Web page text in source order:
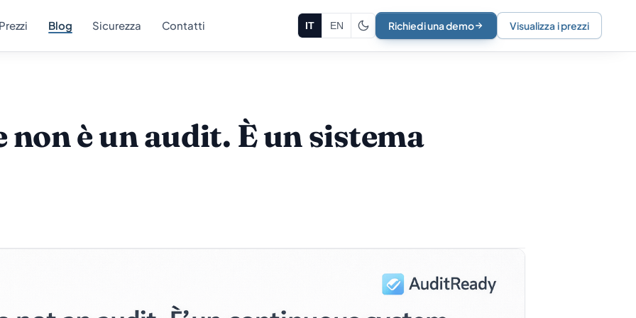
Prezzi Blog Sicurezza Contatti IT EN Richiedi una demo Visualizza i prezzi
non è un audit. È un sistema